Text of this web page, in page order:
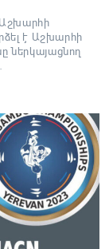
Աշխարհի
է Աշխարհի
ներկայացնող